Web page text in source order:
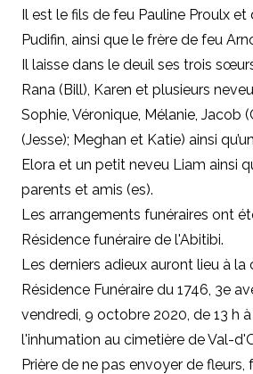
Il est le fils de feu Pauline Proulx
Pudifin, ainsi que le frère de feu
Il laisse dans le deuil ses trois
Rana (Bill), Karen et plusieurs
Sophie, Véronique, Mélanie, Jacob
(Jesse); Meghan et Katie) ainsi
Elora et un petit neveu Liam ainsi
parents et amis (es).
Les arrangements funéraires ont
Résidence funéraire de l'Abitibi.
Les derniers adieux auront lieu à la
Résidence Funéraire du 1746, 3e
vendredi, 9 octobre 2020, de 13 h à
l'inhumation au cimetière de Val-
Prière de ne pas envoyer de